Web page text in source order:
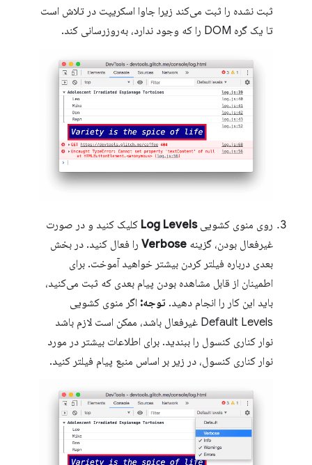
ثبت نشده را ثبت می‌کند زیرا جاوا اسکریپت در تلاش است
تا یک گره DOM را که وجود ندارد، به‌روزرسانی کند.
روی منوی کشوییLog Levels کلیک کنید و در صورت
غیرفعال بودن، گزینه Verbose را فعال کنید. در بخش
بعدی درباره فیلتر کردن بیشتر خواهید آموخت. برای
اطمینان از قابل مشاهده بودن پیام بعدی که ثبت می‌کنید،
باید این کار را انجام دهید. توجه: اگر منوی کشویی
Default Levels غیرفعال باشد، ممکن است لازم باشد
نوار کناری کنسول را ببندید. برای اطلاعات بیشتر در مورد
نوار کناری کنسول، در زیر بر اساس منبع پیام فیلتر کنید.